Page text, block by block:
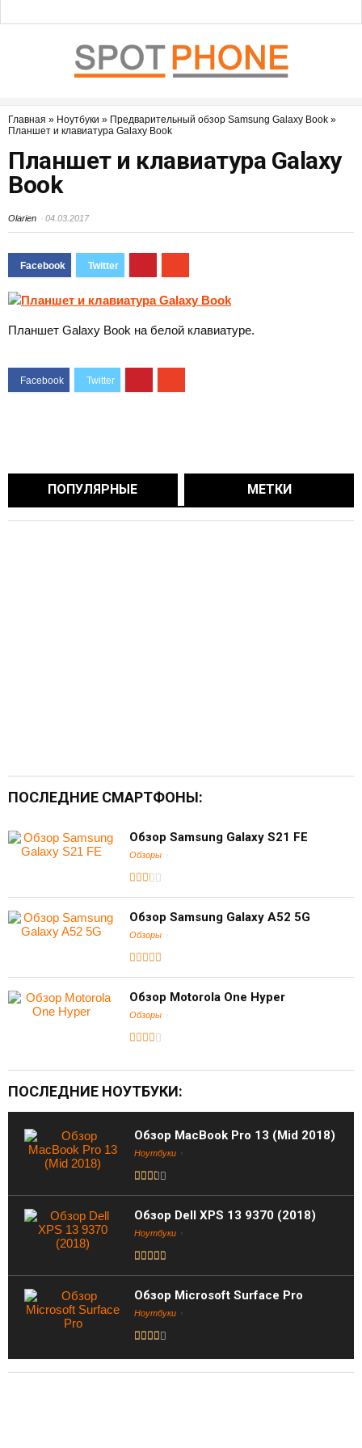
Главная » Ноутбуки » Предварительный обзор Samsung Galaxy Book »
Планшет и клавиатура Galaxy Book
Планшет и клавиатура Galaxy
Book
Olarien 04.03.2017
Планшет Galaxy Book на белой клавиатуре.
ПОПУЛЯРНЫЕ МЕТКИ
ПОСЛЕДНИЕ СМАРТФОНЫ:
Обзор Samsung Galaxy S21 FE
Обзоры
Обзор Samsung Galaxy A52 5G
Обзоры
Обзор Motorola One Hyper
Обзоры
ПОСЛЕДНИЕ НОУТБУКИ:
Обзор MacBook Pro 13 (Mid 2018)
Ноутбуки
Обзор Dell XPS 13 9370 (2018)
Ноутбуки
Обзор Microsoft Surface Pro
Ноутбуки